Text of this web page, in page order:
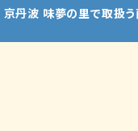
丹波 味夢の里で取扱